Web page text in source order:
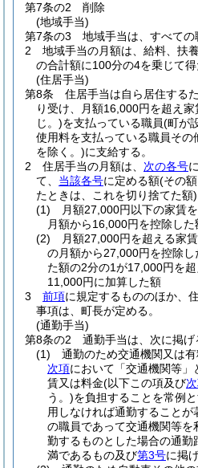
第7条の2
削除
(地域手当)
第7条の3
地域手当は、すべての
2
地域手当の月額は、給料、扶
の合計額に100分の4を乗じて得
(住居手当)
第8条
住居手当は自ら居住する
り受け、月額16,000円を超え家
じ。)を支払っている職員(町が
使用料を支払っている職員その
を除く。)に支給する。
2
住居手当の月額は、 次の各号
て、 当該各号に定める額(その
たときは、これを切り捨てた額)
(1)
月額27,000円以下の家賃
月額から16,000円を控除した
(2)
月額27,000円を超える家
の月額から27,000円を控除し
た額の2分の1が17,000円を
11,000円に加算した額
3
前項に規定するもののほか、
事項は、町長が定める。
(通勤手当)
第8条の2
通勤手当は、次に掲げ
(1)
通勤のため交通機関又は
次項において「交通機関等」
賃又は料金(以下この項及び
う。)を負担することを常例
用しなければ通勤すること
の職員であって交通機関等を
勤するものとした場合の通
満であるもの及び第3号に掲